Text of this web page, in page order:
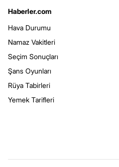
Haberler.com
Hava Durumu
Namaz Vakitleri
Seçim Sonuçları
Şans Oyunları
Rüya Tabirleri
Yemek Tarifleri